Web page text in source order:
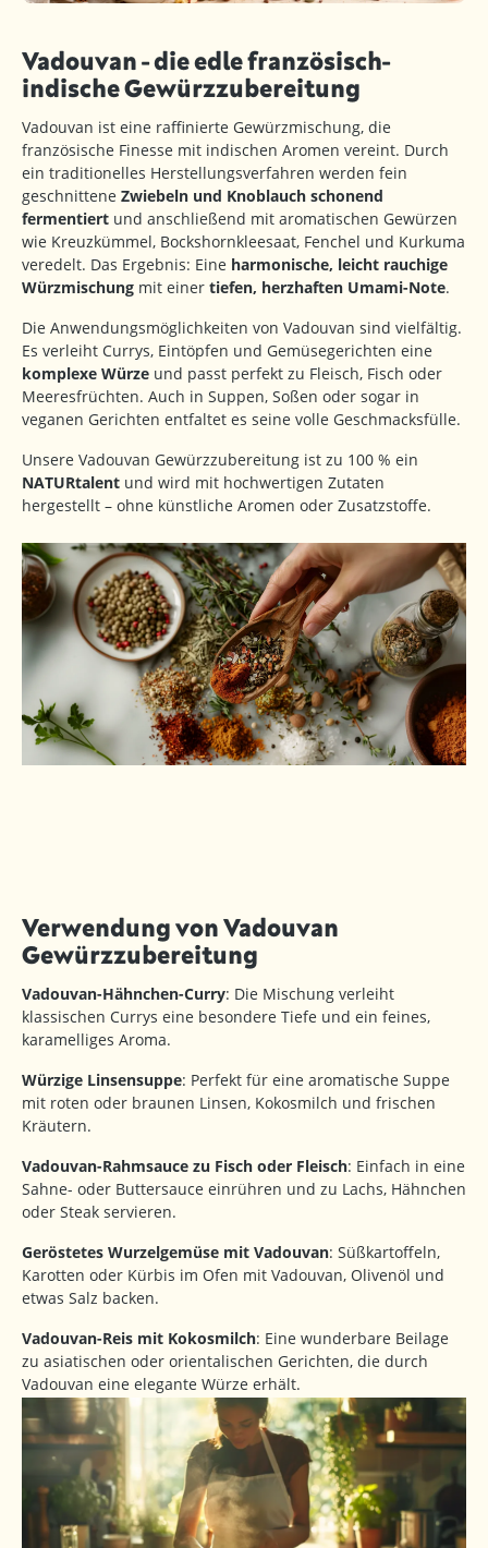
Vadouvan - die edle französisch-
indische Gewürzzubereitung
Vadouvan ist eine raffinierte Gewürzmischung, die
französische Finesse mit indischen Aromen vereint. Durch
ein traditionelles Herstellungsverfahren werden fein
geschnittene Zwiebeln und Knoblauch schonend
fermentiert und anschließend mit aromatischen Gewürzen
wie Kreuzkümmel, Bockshornkleesaat, Fenchel und Kurkuma
veredelt. Das Ergebnis: Eine harmonische, leicht rauchige
Würzmischung mit einer tiefen, herzhaften Umami-Note.
Die Anwendungsmöglichkeiten von Vadouvan sind vielfältig.
Es verleiht Currys, Eintöpfen und Gemüsegerichten eine
komplexe Würze und passt perfekt zu Fleisch, Fisch oder
Meeresfrüchten. Auch in Suppen, Soßen oder sogar in
veganen Gerichten entfaltet es seine volle Geschmacksfülle.
Unsere Vadouvan Gewürzzubereitung ist zu 100 % ein
NATURtalent und wird mit hochwertigen Zutaten
hergestellt – ohne künstliche Aromen oder Zusatzstoffe.
Verwendung von Vadouvan
Gewürzzubereitung
Vadouvan-Hähnchen-Curry: Die Mischung verleiht
klassischen Currys eine besondere Tiefe und ein feines,
karamelliges Aroma.
Würzige Linsensuppe: Perfekt für eine aromatische Suppe
mit roten oder braunen Linsen, Kokosmilch und frischen
Kräutern.
Vadouvan-Rahmsauce zu Fisch oder Fleisch: Einfach in eine
Sahne- oder Buttersauce einrühren und zu Lachs, Hähnchen
oder Steak servieren.
Geröstetes Wurzelgemüse mit Vadouvan: Süßkartoffeln,
Karotten oder Kürbis im Ofen mit Vadouvan, Olivenöl und
etwas Salz backen.
Vadouvan-Reis mit Kokosmilch: Eine wunderbare Beilage
zu asiatischen oder orientalischen Gerichten, die durch
Vadouvan eine elegante Würze erhält.